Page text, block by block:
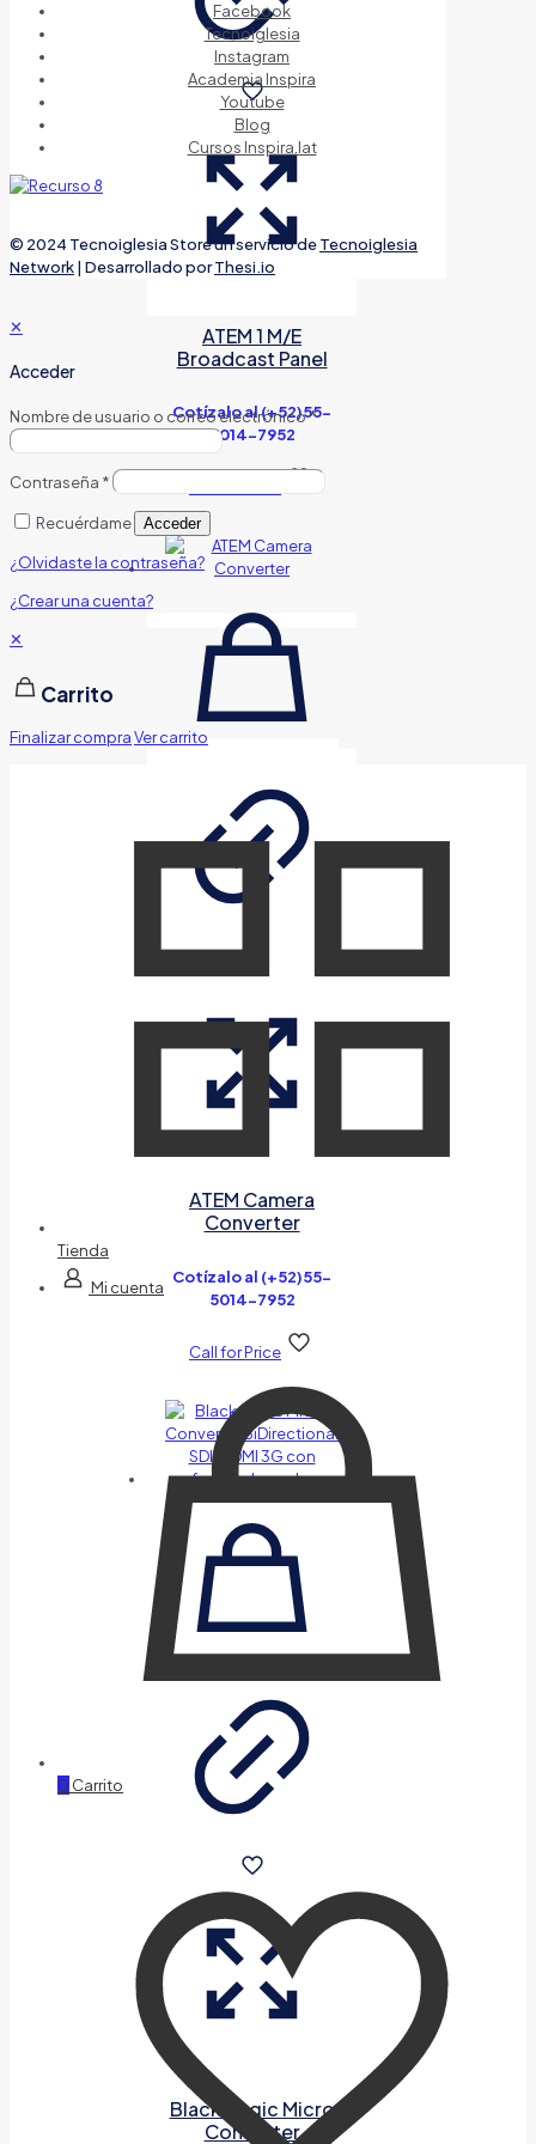
ATEM 1 M/E
Broadcast Panel
Cotízalo al (+52)55-
5014-7952
ATEM Camera
Converter
Cotízalo al (+52)55-
5014-7952
Call for Price
Blackmagic Micro
Converter
Facebook
Tecnoiglesia
Instagram
Academia Inspira
Youtube
Blog
Cursos Inspira.lat
© 2024 Tecnoiglesia Store un servicio deTecnoiglesia
Network| Desarrollado porThesi.io
✕
Acceder
Nombre de usuario o correo electrónico*
Contraseña *
Recuérdame Acceder
¿Olvidaste la contraseña?
¿Crear una cuenta?
✕
Carrito
Finalizar compraVer carrito
Tienda
Mi cuenta
0 Carrito